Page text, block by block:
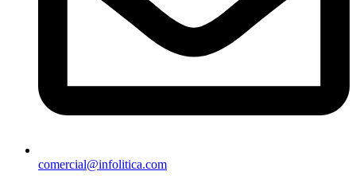
comercial@infolitica.com